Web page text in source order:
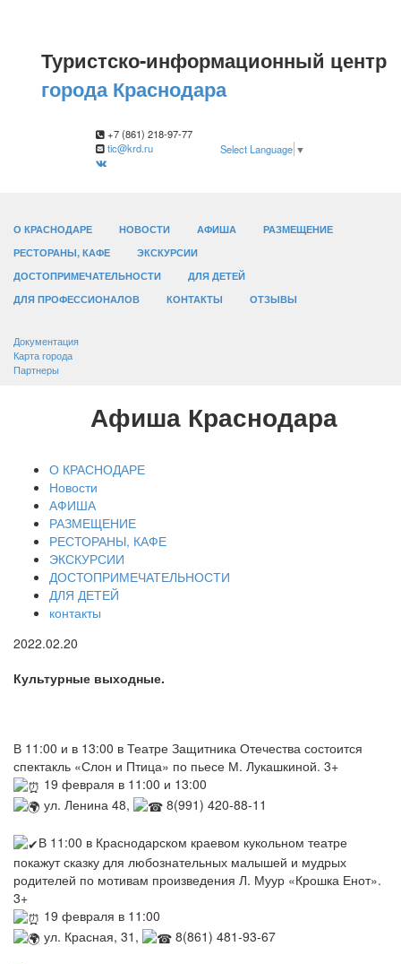
Туристско-информационный центр
города Краснодара
+7 (861) 218-97-77
tic@krd.ru
Select Language ▼
О КРАСНОДАРЕ НОВОСТИ АФИША
РАЗМЕЩЕНИЕ
РЕСТОРАНЫ, КАФЕ
ЭКСКУРСИИ
ДОСТОПРИМЕЧАТЕЛЬНОСТИ
ДЛЯ ДЕТЕЙ
ДЛЯ ПРОФЕССИОНАЛОВ
КОНТАКТЫ ОТЗЫВЫ
Документация
Карта города
Партнеры
Афиша Краснодара
О КРАСНОДАРЕ
Новости
АФИША
РАЗМЕЩЕНИЕ
РЕСТОРАНЫ, КАФЕ
ЭКСКУРСИИ
ДОСТОПРИМЕЧАТЕЛЬНОСТИ
ДЛЯ ДЕТЕЙ
контакты
2022.02.20
Культурные выходные.
В 11:00 и в 13:00 в Театре Защитника Отечества состоится
спектакль «Слон и Птица» по пьесе М. Лукашкиной. 3+
19 февраля в 11:00 и 13:00
ул. Ленина 48,
8(991) 420-88-11
В 11:00 в Краснодарском краевом кукольном театре
покажут сказку для любознательных малышей и мудрых
родителей по мотивам произведения Л. Муур «Крошка Енот».
3+
19 февраля в 11:00
ул. Красная, 31,
8(861) 481-93-67